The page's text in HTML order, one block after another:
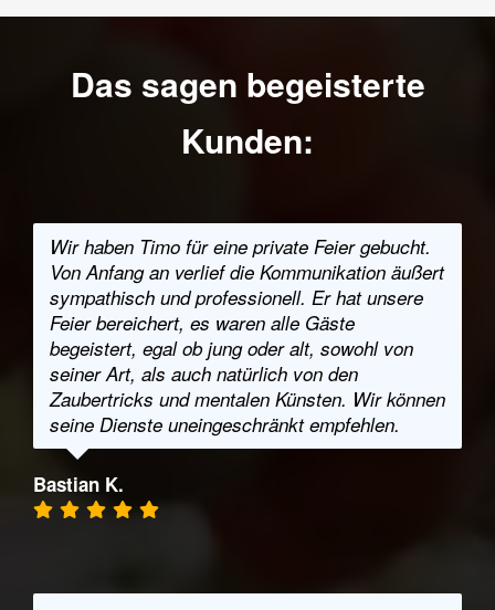
Das sagen begeisterte
Kunden:
Wir haben Timo für eine private Feier gebucht.
Von Anfang an verlief die Kommunikation äußert
sympathisch und professionell. Er hat unsere
Feier bereichert, es waren alle Gäste
begeistert, egal ob jung oder alt, sowohl von
seiner Art, als auch natürlich von den
Zaubertricks und mentalen Künsten. Wir können
seine Dienste uneingeschränkt empfehlen.
Bastian K.